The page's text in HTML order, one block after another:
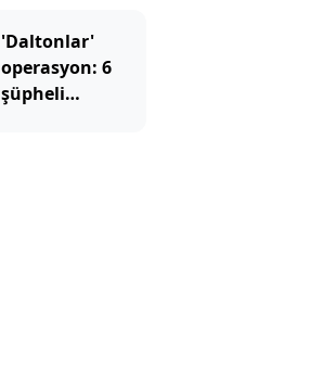
'Daltonlar'
operasyon: 6
şüpheli